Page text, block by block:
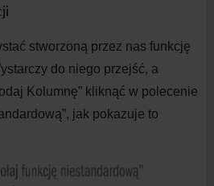
stworzoną przez nas funkcję
do niego przejść, a
Kolumnę” kliknąć w polecenie
jak pokazuje to